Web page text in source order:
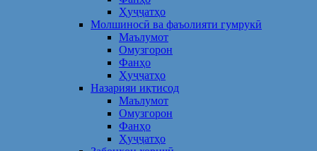
Ҳуҷҷатҳо
Молшиносӣ ва фаъолияти гумрукӣ
Маълумот
Омузгорон
Фанҳо
Ҳуҷҷатҳо
Назарияи иқтисод
Маълумот
Омузгорон
Фанҳо
Ҳуҷҷатҳо